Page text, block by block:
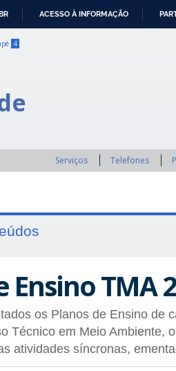
ACESSO À INFORMAÇÃO
4
Serviços Telefones
Ensino TMA
os Planos de Ensino de
Técnico em Meio Ambiente,
atividades síncronas,